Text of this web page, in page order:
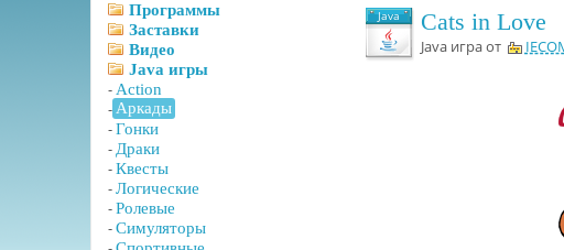
Java Cats in Love
Java игра от
Программы
Заставки
Видео
Java игры
- Action
- Аркады
-Гонки
- Драки
-Квесты
-Логические
-Ролевые
-Симуляторы